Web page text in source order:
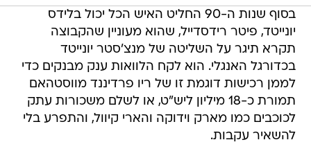
בסוף שנות ה-90 החליט האיש הכל יכול בלידס
יונייטד, פיטר רידסדייל, שהוא מעוניין שהקבוצה
תקרא תיגר על השליטה של מנצ'סטר יונייטד
בכדורגל האנגלי. הוא לקח הלוואות ענק מבנקים כדי
לממן רכישות דוגמת זו של ריו פרדיננד מווסטהאם
תמורת כ-18 מיליון ליש"ט, או לשלם משכורות עתק
לכוכבים כמו מארק וידוקה והארי קיוול, והתפרע בלי
להשאיר עקבות.